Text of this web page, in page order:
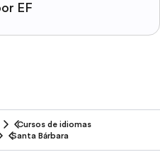
EF
Cursos de idiomas
Santa Bárbara